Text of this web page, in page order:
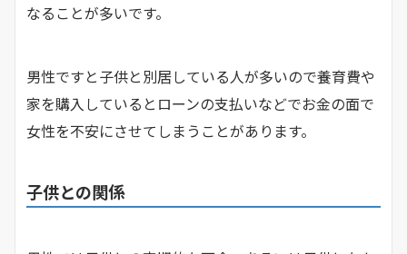
なることが多いです。
男性ですと子供と別居している人が多いので養育費や
家を購入しているとローンの支払いなどでお金の面で
女性を不安にさせてしまうことがあります。
子供との関係